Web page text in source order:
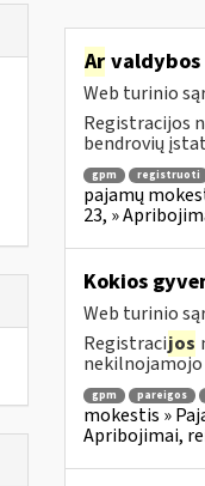
Arvaldybos
Web turinio
Registracijos
bendrovių
gpm registruoti
pajamų
23, »
Kokios
Web turinio
Registracijos
nekilnojamojo
gpm pareigos
mokestis »
Apribojimai,